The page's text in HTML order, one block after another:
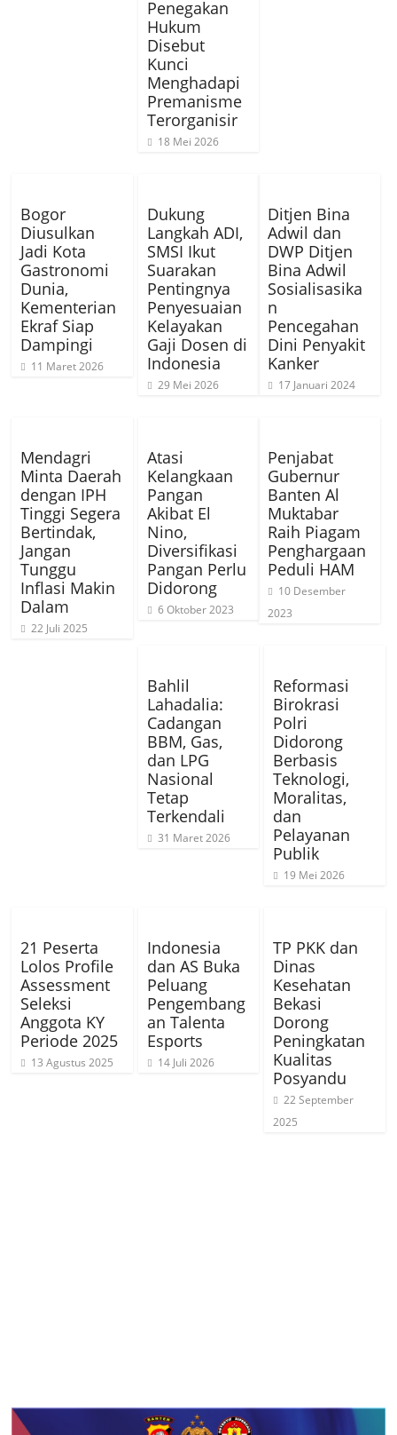
Penegakan
Hukum
Disebut
Kunci
Menghadapi
Premanisme
Terorganisir
18 Mei 2026
Bogor
Diusulkan
Jadi Kota
Gastronomi
Dunia,
Kementerian
Ekraf Siap
Dampingi
11 Maret 2026
Dukung
Langkah ADI,
SMSI Ikut
Suarakan
Pentingnya
Penyesuaian
Kelayakan
Gaji Dosen di
Indonesia
29 Mei 2026
Ditjen Bina
Adwil dan
DWP Ditjen
Bina Adwil
Sosialisasika
n
Pencegahan
Dini Penyakit
Kanker
17 Januari 2024
Mendagri
Minta Daerah
dengan IPH
Tinggi Segera
Bertindak,
Jangan
Tunggu
Inflasi Makin
Dalam
22 Juli 2025
Atasi
Kelangkaan
Pangan
Akibat El
Nino,
Diversifikasi
Pangan Perlu
Didorong
6 Oktober 2023
Penjabat
Gubernur
Banten Al
Muktabar
Raih Piagam
Penghargaan
Peduli HAM
10 Desember
2023
Bahlil
Lahadalia:
Cadangan
BBM, Gas,
dan LPG
Nasional
Tetap
Terkendali
31 Maret 2026
Reformasi
Birokrasi
Polri
Didorong
Berbasis
Teknologi,
Moralitas,
dan
Pelayanan
Publik
19 Mei 2026
21 Peserta
Lolos Profile
Assessment
Seleksi
Anggota KY
Periode 2025
13 Agustus 2025
Indonesia
dan AS Buka
Peluang
Pengembang
an Talenta
Esports
14 Juli 2026
TP PKK dan
Dinas
Kesehatan
Bekasi
Dorong
Peningkatan
Kualitas
Posyandu
22 September
2025